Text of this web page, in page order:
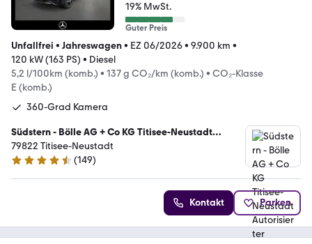
19% MwSt.
Guter Preis
Unfallfrei • Jahreswagen• EZ 06/2026• 9.900 km •
120 kW (163 PS) • Diesel
5,2 l/100km (komb.) • 137 g CO₂/km (komb.) • CO₂-Klasse
E (komb.)
360-Grad Kamera
Südstern - Bölle AG + Co KG Titisee-Neustadt
Autorisierter Mercedes-Benz Verkauf und Service
79822 Titisee-Neustadt
4.7 Sterne
(149)
Kontakt Parken